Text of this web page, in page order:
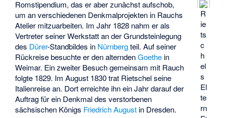
R
ie
ts
c
h
el
s
El
te
rn
Romstipendium, das er aber zunächst aufschob,
um an verschiedenen Denkmalprojekten in Rauchs
Atelier mitzuarbeiten. Im Jahr 1828 nahm er als
Vertreter seiner Werkstatt an der Grundsteinlegung
des Dürer-Standbildes in Nürnbergteil. Auf seiner
Rückreise besuchte er den alterndenGoethe in
Weimar. Ein zweiter Besuch gemeinsam mit Rauch
folgte 1829. Im August 1830 trat Rietschel seine
Italienreise an. Dort erreichte ihn ein Jahr darauf der
Auftrag für ein Denkmal des verstorbenen
sächsischen Königs Friedrich August in Dresden.